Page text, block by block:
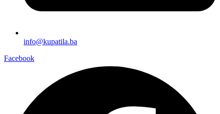
info@kupatila.ba
Facebook